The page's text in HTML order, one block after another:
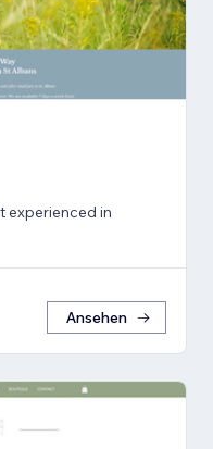
experienced in
Ansehen